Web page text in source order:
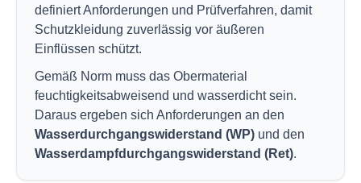
definiert Anforderungen und Prüfverfahren, damit
Schutzkleidung zuverlässig vor äußeren
Einflüssen schützt.
Gemäß Norm muss das Obermaterial
feuchtigkeitsabweisend und wasserdicht sein.
Daraus ergeben sich Anforderungen an den
Wasserdurchgangswiderstand (WP) und den
Wasserdampfdurchgangswiderstand (Ret).